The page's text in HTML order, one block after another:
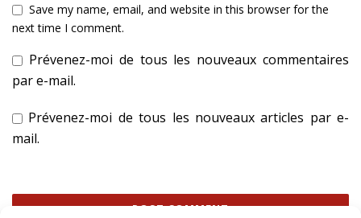
Save my name, email, and website in this browser for the
next time I comment.
Prévenez-moi de tous les nouveaux commentaires
par e-mail.
Prévenez-moi de tous les nouveaux articles par e-
mail.